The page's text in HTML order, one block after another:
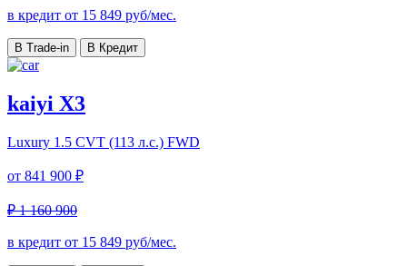
в кредит от 15 849 руб/мес.
В Trade-in В Кредит
kaiyi X3
Luxury 1.5 CVT (113 л.с.) FWD
от 841 900 ₽
₽ 1 160 900
в кредит от 15 849 руб/мес.